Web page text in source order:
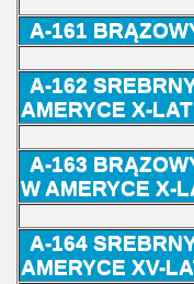
A-161
A-162
AMERYCE X-LAT
A-163
W AMERYCE X-
A-164
AMERYCE XV-